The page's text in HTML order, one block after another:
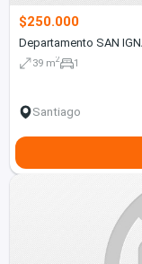
$250.000
Departamento SAN
39 m2 1
Santiago